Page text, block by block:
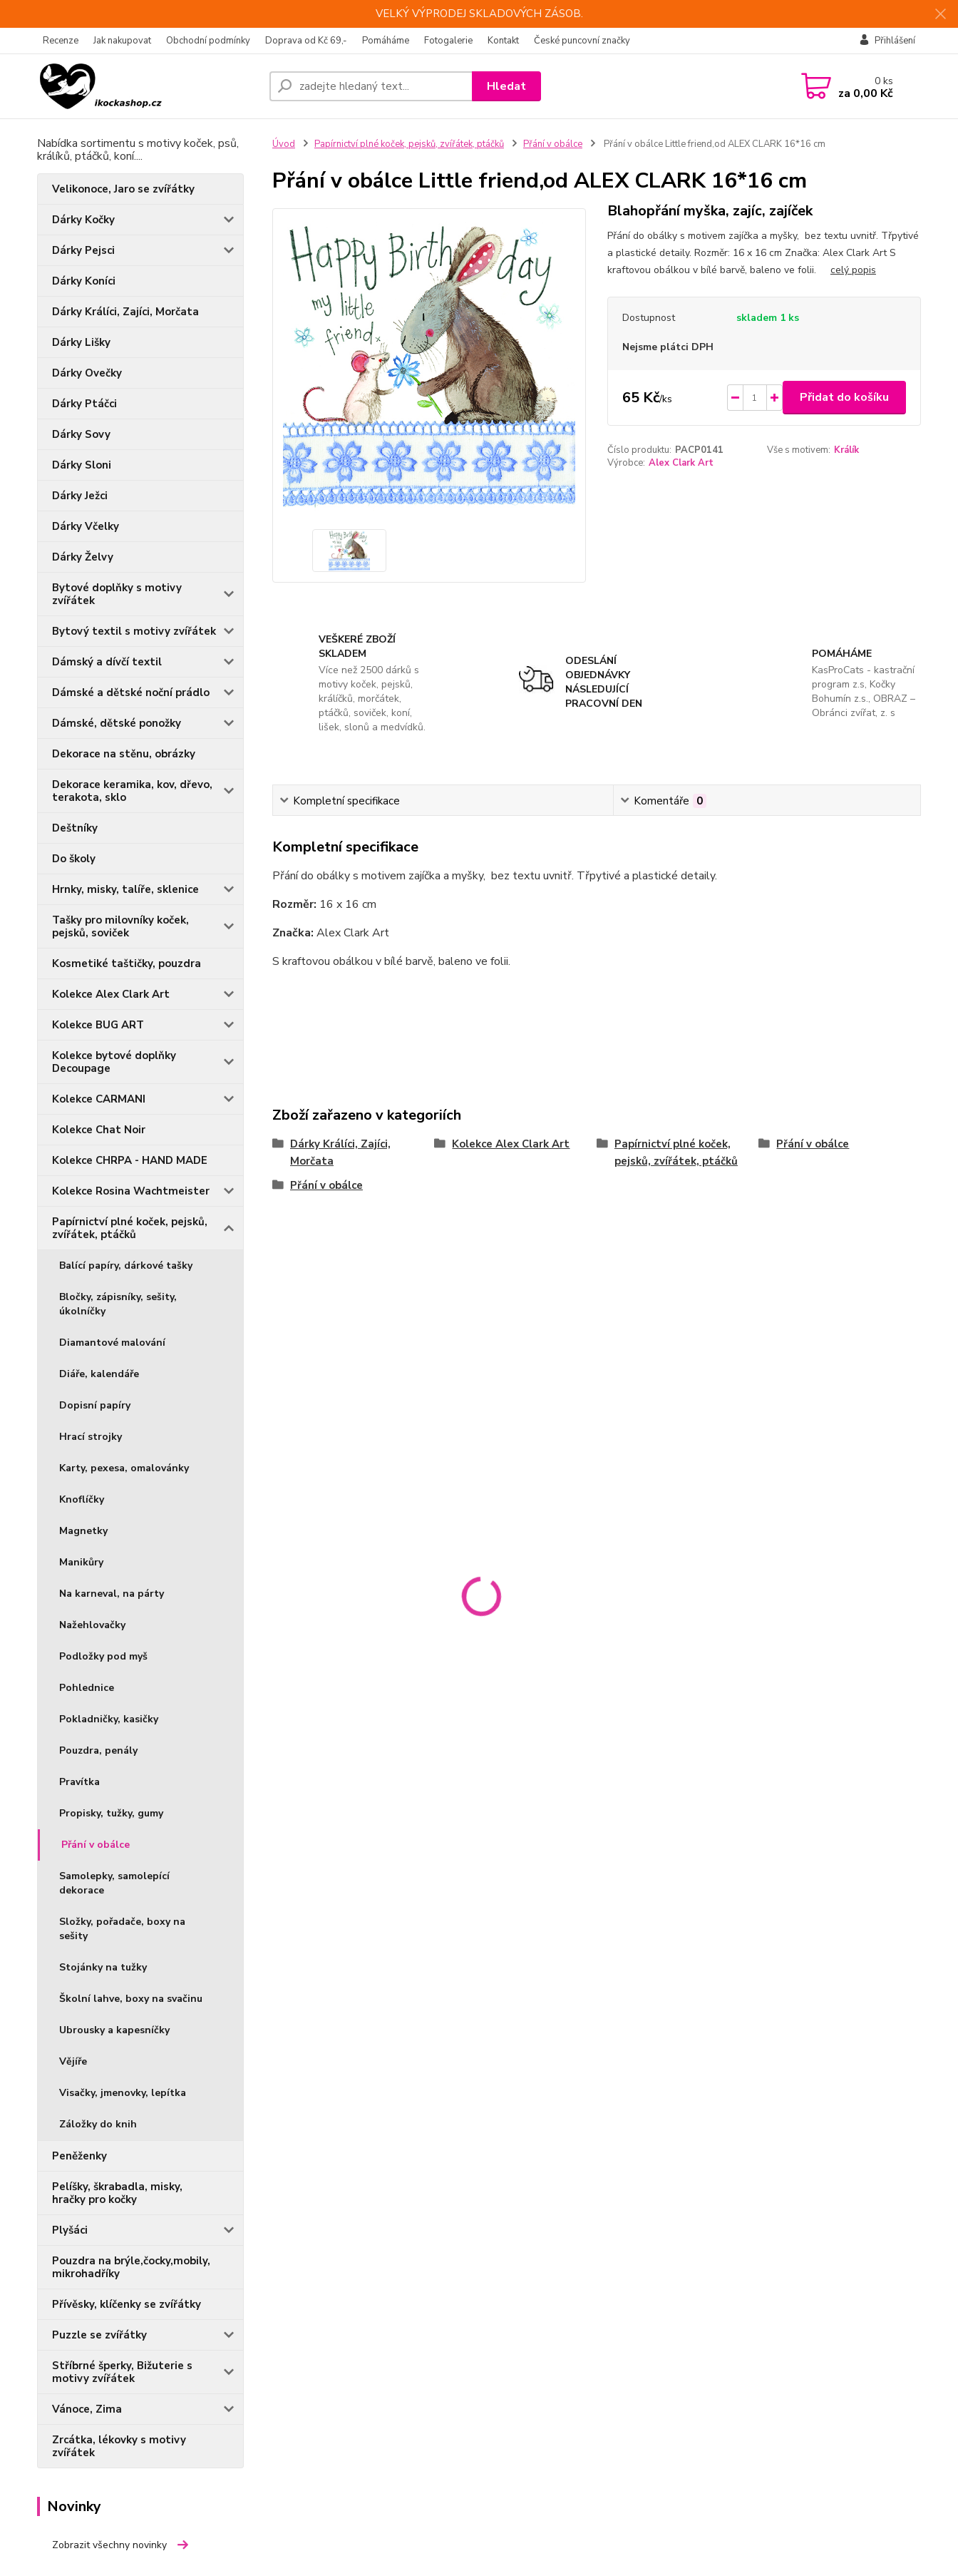
VELKÝ VÝPRODEJ SKLADOVÝCH ZÁSOB.
Recenze Jak nakupovat Obchodní podmínky Doprava od Kč 69,- Pomáháme Fotogalerie Kontakt České puncovní značky Přihlášení
Hledat 0ks
za 0,00 Kč
Nabídka sortimentu s motivy koček, psů,
králíků, ptáčků, koní....
Velikonoce, Jaro se zvířátky
Dárky Kočky
Dárky Pejsci
Dárky Koníci
Dárky Králíci, Zajíci, Morčata
Dárky Lišky
Dárky Ovečky
Dárky Ptáčci
Dárky Sovy
Dárky Sloni
Dárky Ježci
Dárky Včelky
Dárky Želvy
Bytové doplňky s motivy
zvířátek
Bytový textil s motivy zvířátek
Dámský a dívčí textil
Dámské a dětské noční prádlo
Dámské, dětské ponožky
Dekorace na stěnu, obrázky
Dekorace keramika, kov, dřevo,
terakota, sklo
Deštníky
Do školy
Hrnky, misky, talíře, sklenice
Tašky pro milovníky koček,
pejsků, soviček
Kosmetiké taštičky, pouzdra
Kolekce Alex Clark Art
Kolekce BUG ART
Kolekce bytové doplňky
Decoupage
Kolekce CARMANI
Kolekce Chat Noir
Kolekce CHRPA - HAND MADE
Kolekce Rosina Wachtmeister
Papírnictví plné koček, pejsků,
zvířátek, ptáčků
Balící papíry, dárkové tašky
Bločky, zápisníky, sešity,
úkolníčky
Diamantové malování
Diáře, kalendáře
Dopisní papíry
Hrací strojky
Karty, pexesa, omalovánky
Knoflíčky
Magnetky
Manikůry
Na karneval, na párty
Nažehlovačky
Podložky pod myš
Pohlednice
Pokladničky, kasičky
Pouzdra, penály
Pravítka
Propisky, tužky, gumy
Přání v obálce
Samolepky, samolepící
dekorace
Složky, pořadače, boxy na
sešity
Stojánky na tužky
Školní lahve, boxy na svačinu
Ubrousky a kapesníčky
Vějíře
Visačky, jmenovky, lepítka
Záložky do knih
Peněženky
Pelíšky, škrabadla, misky,
hračky pro kočky
Plyšáci
Pouzdra na brýle,čocky,mobily,
mikrohadříky
Přívěsky, klíčenky se zvířátky
Puzzle se zvířátky
Stříbrné šperky, Bižuterie s
motivy zvířátek
Vánoce, Zima
Zrcátka, lékovky s motivy
zvířátek
Novinky
Zobrazit všechny novinky
Úvod Papírnictví plné koček, pejsků, zvířátek, ptáčků Přání v obálce Přání v obálce Little friend,od ALEX CLARK 16*16 cm
Přání v obálce Little friend,od ALEX CLARK 16*16 cm
Blahopřání myška, zajíc, zajíček
Přání do obálky s motivem zajíčka a myšky, bez textu uvnitř. Třpytivé
a plastické detaily. Rozměr: 16 x 16 cm Značka: Alex Clark Art S
kraftovou obálkou v bílé barvě, baleno ve folii. celý popis
Dostupnost skladem 1 ks
Nejsme plátci DPH
65 Kč/ks Přidat do košíku
Číslo produktu: PACP0141 Vše s motivem: Králík
Výrobce: Alex Clark Art
VEŠKERÉ ZBOŽÍ
SKLADEM
Více než 2500 dárků s
motivy koček, pejsků,
králíčků, morčátek,
ptáčků, soviček, koní,
lišek, slonů a medvídků.
ODESLÁNÍ
OBJEDNÁVKY
NÁSLEDUJÍCÍ
PRACOVNÍ DEN
POMÁHÁME
KasProCats - kastrační
program z.s, Kočky
Bohumín z.s., OBRAZ –
Obránci zvířat, z. s
Kompletní specifikace Komentáře 0
Kompletní specifikace
Přání do obálky s motivem zajíčka a myšky, bez textu uvnitř. Třpytivé a plastické detaily.
Rozměr: 16 x 16 cm
Značka: Alex Clark Art
S kraftovou obálkou v bílé barvě, baleno ve folii.
Zboží zařazeno v kategoriích
Dárky Králíci, Zajíci,
Morčata
Kolekce Alex Clark Art
Papírnictví plné koček,
pejsků, zvířátek, ptáčků
Přání v obálce
Přání v obálce